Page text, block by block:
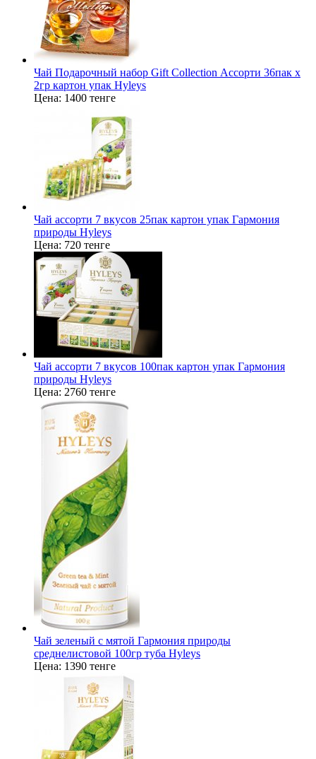
Чай Подарочный набор Gift Collection Ассорти 36пак х
2гр картон упак Hyleys
Цена: 1400 тенге
Чай ассорти 7 вкусов 25пак картон упак Гармония
природы Hyleys
Цена: 720 тенге
Чай ассорти 7 вкусов 100пак картон упак Гармония
природы Hyleys
Цена: 2760 тенге
Чай зеленый с мятой Гармония природы
среднелистовой 100гр туба Hyleys
Цена: 1390 тенге